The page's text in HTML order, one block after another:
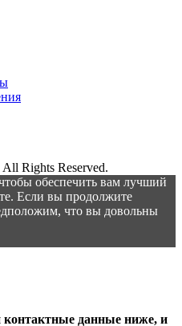
Rights Reserved.
обеспечить вам лучший
Если вы продолжите
что вы довольны
данные ниже, и